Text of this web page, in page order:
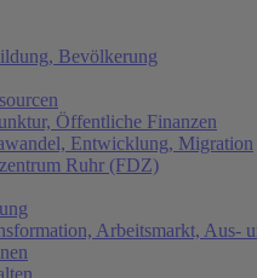
Bevölkerung
Öffentliche Finanzen
Entwicklung, Migration
Ruhr (FDZ)
Arbeitsmarkt, Aus-